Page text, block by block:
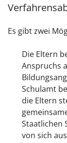
Es gibt zwei
Die Eltern
Anspruchs
Schulamt
die Eltern
Staatlichen
von sich